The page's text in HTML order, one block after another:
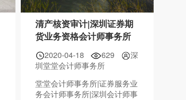
清产核资审计|深圳证券期
货业务资格会计师事务所
2020-04-18 629
深
圳堂堂会计师事务所
堂堂会计师事务所|证券服务业
务会计师事务所|深圳会计师事